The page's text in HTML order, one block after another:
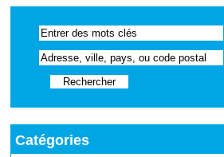
Catégories